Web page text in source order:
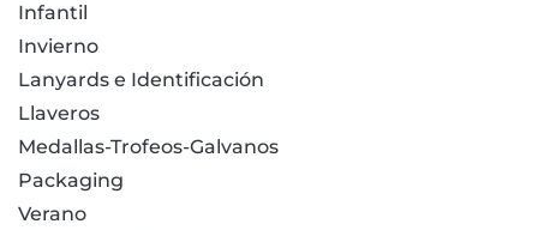
Infantil
Invierno
Lanyards e Identificación
Llaveros
Medallas-Trofeos-Galvanos
Packaging
Verano